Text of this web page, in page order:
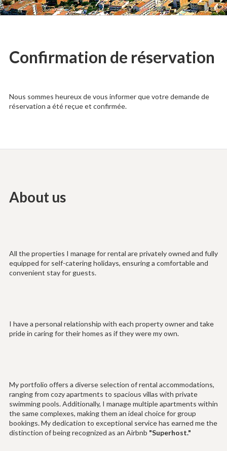
in
L'Estartit
Confirmation de réservation
Nous sommes heureux de vous informer que votre demande de
réservation a été reçue et confirmée.
About us
All the properties I manage for rental are privately owned and fully
equipped for self-catering holidays, ensuring a comfortable and
convenient stay for guests.
I have a personal relationship with each property owner and take
pride in caring for their homes as if they were my own.
My portfolio offers a diverse selection of rental accommodations,
ranging from cozy apartments to spacious villas with private
swimming pools. Additionally, I manage multiple apartments within
the same complexes, making them an ideal choice for group
bookings. My dedication to exceptional service has earned me the
distinction of being recognized as an Airbnb "Superhost."